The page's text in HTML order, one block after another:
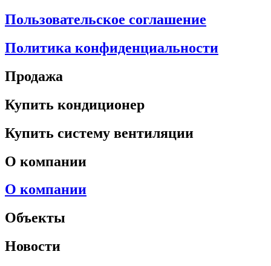
Пользовательское соглашение
Политика конфиденциальности
Продажа
Купить кондиционер
Купить систему вентиляции
О компании
О компании
Объекты
Новости